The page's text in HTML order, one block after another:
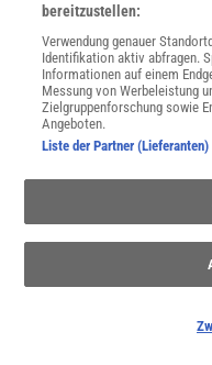
WEITERE
Spektrum.de-
Sie können unsere Newsletter
mit Ihren personenbezogenen
bereitzustellen:
Verwendung genauer
Identifikation aktiv abfragen.
Informationen auf einem
Messung von Werbeleistung
Zielgruppenforschung sowie
Angeboten.
Liste der Partner (Lieferanten)